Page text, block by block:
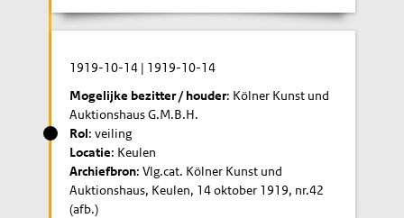
1919-10-14 | 1919-10-14
Mogelijke bezitter / houder: Kölner Kunst und
Auktionshaus G.M.B.H.
Rol: veiling
Locatie: Keulen
Archiefbron: Vlg.cat. Kölner Kunst und
Auktionshaus, Keulen, 14 oktober 1919, nr.42
(afb.)